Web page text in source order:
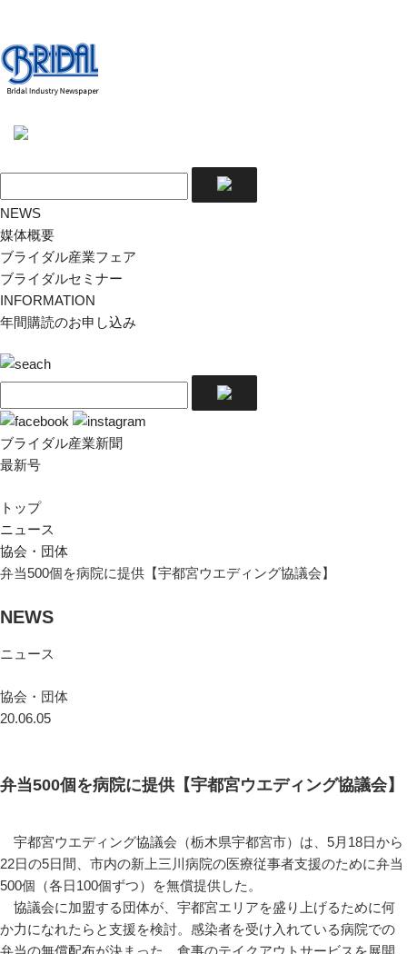
NEWS
媒体概要
ブライダル産業フェア
ブライダルセミナー
INFORMATION
年間購読のお申し込み
ブライダル産業新聞
最新号
トップ
ニュース
協会・団体
弁当500個を病院に提供【宇都宮ウエディング協議会】
NEWS
ニュース
協会・団体
20.06.05
弁当500個を病院に提供【宇都宮ウエディング協議会】
宇都宮ウエディング協議会（栃木県宇都宮市）は、5月18日から
22日の5日間、市内の新上三川病院の医療従事者支援のために弁当
500個（各日100個ずつ）を無償提供した。
協議会に加盟する団体が、宇都宮エリアを盛り上げるために何
か力になれたらと支援を検討。感染者を受け入れている病院での
弁当の無償配布が決まった。食事のテイクアウトサービスを展開